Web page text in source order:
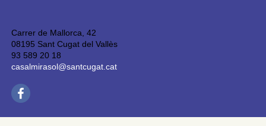
Carrer de Mallorca, 42
08195 Sant Cugat del Vallès
93 589 20 18
casalmirasol@santcugat.cat